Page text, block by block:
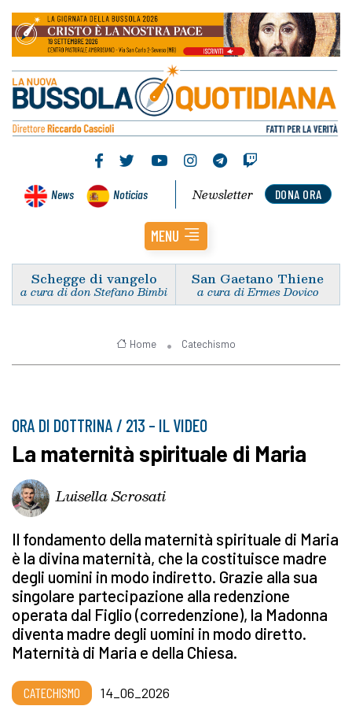
News Noticias DONA ORA
Newsletter
MENU
Schegge di vangelo
a cura di don Stefano Bimbi
San Gaetano Thiene
a cura di Ermes Dovico
Home Catechismo
ORA DI DOTTRINA / 213 – IL VIDEO
La maternità spirituale di Maria
Luisella Scrosati
Il fondamento della maternità spirituale di Maria
è la divina maternità, che la costituisce madre
degli uomini in modo indiretto. Grazie alla sua
singolare partecipazione alla redenzione
operata dal Figlio (corredenzione), la Madonna
diventa madre degli uomini in modo diretto.
Maternità di Maria e della Chiesa.
CATECHISMO 14_06_2026